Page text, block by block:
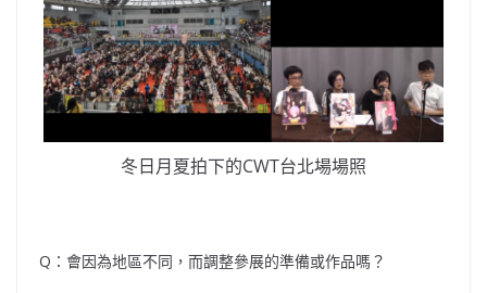
冬日月夏拍下的CWT台北場場照
Q：會因為地區不同，而調整參展的準備或作品嗎？